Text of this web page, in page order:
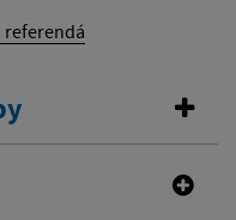
referendá